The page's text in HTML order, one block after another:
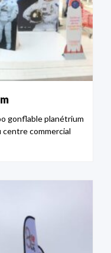
gonflable planétrium
centre commercial